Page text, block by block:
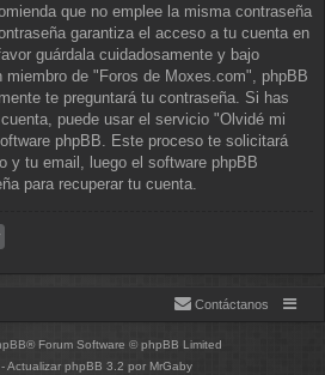
que no emplee la misma contraseña
garantiza el acceso a tu cuenta en
guárdala cuidadosamente y bajo
miembro de "Foros de Moxes.com", phpBB
te preguntará tu contraseña. Si has
puede usar el servicio "Olvidé mi
phpBB. Este proceso te solicitará
y tu email, luego el software phpBB
para recuperar tu cuenta.
Contáctanos
® Forum Software © phpBB Limited
Actualizar phpBB 3.2 por MrGaby